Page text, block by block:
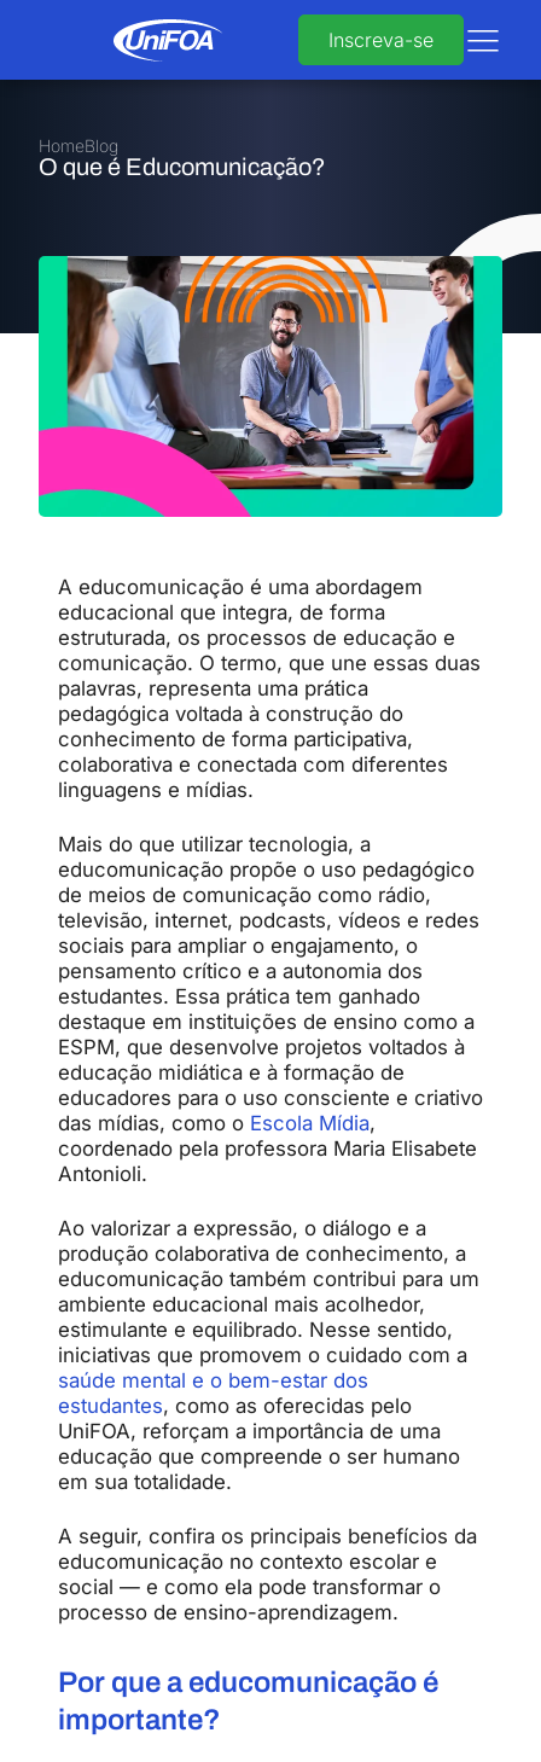
Inscreva-se
HomeBlog
O que é Educomunicação?
A educomunicação é uma abordagem
educacional que integra, de forma
estruturada, os processos de educação e
comunicação. O termo, que une essas duas
palavras, representa uma prática
pedagógica voltada à construção do
conhecimento de forma participativa,
colaborativa e conectada com diferentes
linguagens e mídias.
Mais do que utilizar tecnologia, a
educomunicação propõe o uso pedagógico
de meios de comunicação como rádio,
televisão, internet, podcasts, vídeos e redes
sociais para ampliar o engajamento, o
pensamento crítico e a autonomia dos
estudantes. Essa prática tem ganhado
destaque em instituições de ensino como a
ESPM, que desenvolve projetos voltados à
educação midiática e à formação de
educadores para o uso consciente e criativo
das mídias, como o Escola Mídia,
coordenado pela professora Maria Elisabete
Antonioli.
Ao valorizar a expressão, o diálogo e a
produção colaborativa de conhecimento, a
educomunicação também contribui para um
ambiente educacional mais acolhedor,
estimulante e equilibrado. Nesse sentido,
iniciativas que promovem o cuidado com a
saúde mental e o bem-estar dos
estudantes, como as oferecidas pelo
UniFOA, reforçam a importância de uma
educação que compreende o ser humano
em sua totalidade.
A seguir, confira os principais benefícios da
educomunicação no contexto escolar e
social — e como ela pode transformar o
processo de ensino-aprendizagem.
Por que a educomunicação é
importante?